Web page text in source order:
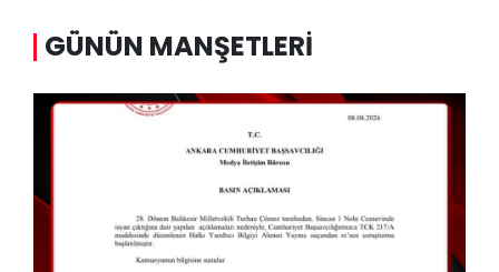
GÜNÜN MANŞETLERI